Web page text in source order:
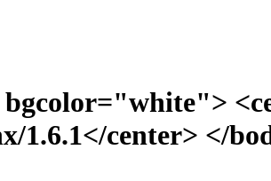
1.6.1</center> </